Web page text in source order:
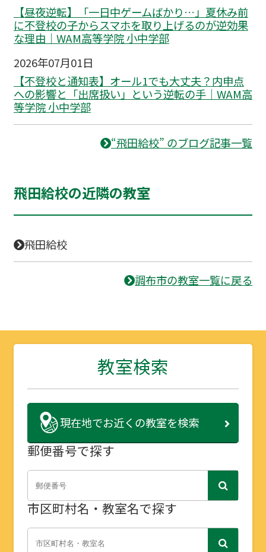
【昼夜逆転】「一日中ゲームばかり…」夏休み前
に不登校の子からスマホを取り上げるのが逆効果
な理由｜WAM高等学院 小中学部
2026年07月01日
【不登校と通知表】オール1でも大丈夫？内申点
への影響と「出席扱い」という逆転の手｜WAM高
等学院 小中学部
“飛田給校” のブログ記事一覧
飛田給校の近隣の教室
飛田給校
調布市の教室一覧に戻る
教室検索
現在地でお近くの教室を検索
郵便番号で探す
市区町村名・教室名で探す